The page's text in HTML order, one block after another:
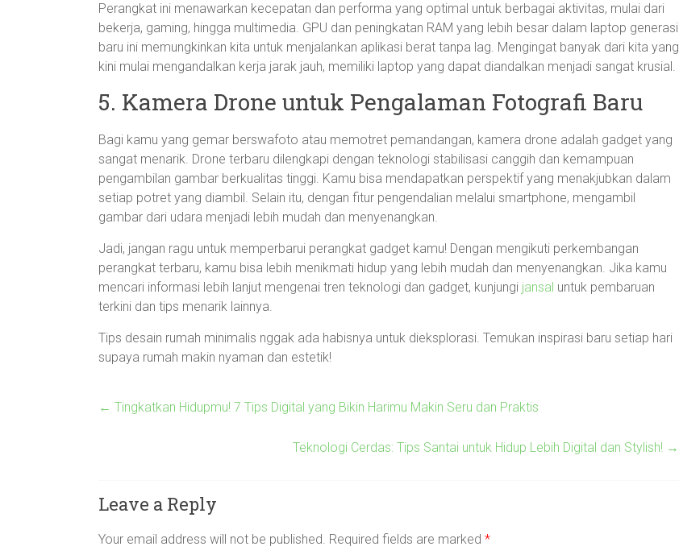
Perangkat ini menawarkan kecepatan dan performa yang optimal untuk berbagai aktivitas, mulai dari
bekerja, gaming, hingga multimedia. GPU dan peningkatan RAM yang lebih besar dalam laptop generasi
baru ini memungkinkan kita untuk menjalankan aplikasi berat tanpa lag. Mengingat banyak dari kita yang
kini mulai mengandalkan kerja jarak jauh, memiliki laptop yang dapat diandalkan menjadi sangat krusial.
5. Kamera Drone untuk Pengalaman Fotografi Baru
Bagi kamu yang gemar berswafoto atau memotret pemandangan, kamera drone adalah gadget yang
sangat menarik. Drone terbaru dilengkapi dengan teknologi stabilisasi canggih dan kemampuan
pengambilan gambar berkualitas tinggi. Kamu bisa mendapatkan perspektif yang menakjubkan dalam
setiap potret yang diambil. Selain itu, dengan fitur pengendalian melalui smartphone, mengambil
gambar dari udara menjadi lebih mudah dan menyenangkan.
Jadi, jangan ragu untuk memperbarui perangkat gadget kamu! Dengan mengikuti perkembangan
perangkat terbaru, kamu bisa lebih menikmati hidup yang lebih mudah dan menyenangkan. Jika kamu
mencari informasi lebih lanjut mengenai tren teknologi dan gadget, kunjungi jansal untuk pembaruan
terkini dan tips menarik lainnya.
Tips desain rumah minimalis nggak ada habisnya untuk dieksplorasi. Temukan inspirasi baru setiap hari
supaya rumah makin nyaman dan estetik!
← Tingkatkan Hidupmu! 7 Tips Digital yang Bikin Harimu Makin Seru dan Praktis
Teknologi Cerdas: Tips Santai untuk Hidup Lebih Digital dan Stylish! →
Leave a Reply
Your email address will not be published. Required fields are marked *